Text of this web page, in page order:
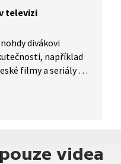
televizi
divákovi
například
filmy a seriály se
filmaři všem
videa